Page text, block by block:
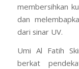
membersihkan
dan
dari sinar UV.
Umi Al Fatih
berkat